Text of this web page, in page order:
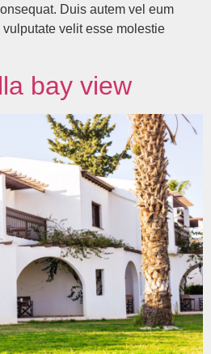
Duis autem vel eum
velit esse molestie
bay view